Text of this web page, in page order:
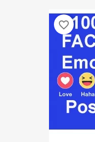
favorite_border